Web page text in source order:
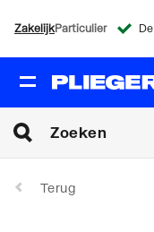
ZakelijkParticulier
Terug